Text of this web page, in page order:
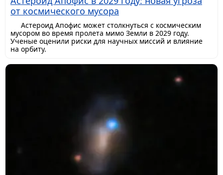
от космического мусора
Астероид Апофис может столкнуться с космическим
мусором во время пролета мимо Земли в 2029 году.
Ученые оценили риски для научных миссий и влияние
на орбиту.